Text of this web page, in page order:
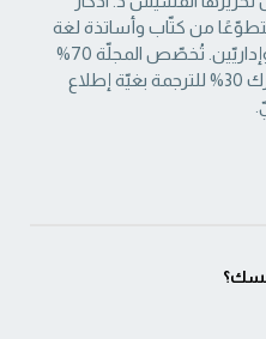
ويُعاونه فريق من 40 متطوّعًا من كتّاب وأساتذة لغة
‏وإخراج ومصوّرين وفريق تسويق وإداريّين. تُخصّص المجلّة 70%
من مقالاتها للكتّاب الوطنيّين ‏وتترك 30% للترجمة بغيّة إطلاع